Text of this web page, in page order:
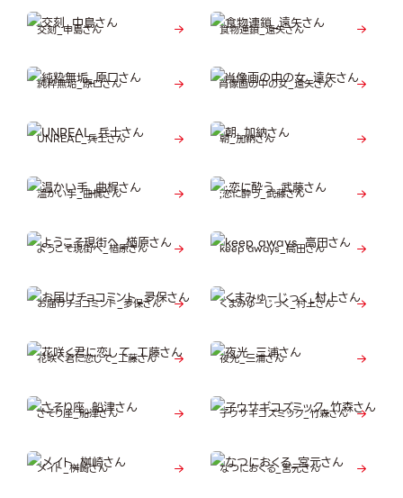
交刻_中島さん 食物連鎖_遠矢さん
純粋無垢_原口さん 肖像画の中の女_遠矢さん
UNREAL_兵士さん 朝_加納さん
温かい手_曲梶さん ;恋に酔う_武藤さん
ようこそ現街へ_楢原さん keep aways_高田さん
お届けチョコミント_夛保さん くまみゅーじっく_村上さん
花咲く君に恋して_工藤さん 夜光_三浦さん
さそり座_船津さん 子ウサギコズミック_竹森さん
メイト_桝崎さん なつにおくる_宮元さん